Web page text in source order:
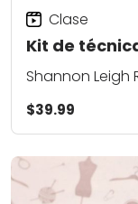
Kit de
Clase
Shannon Leigh
$39.99